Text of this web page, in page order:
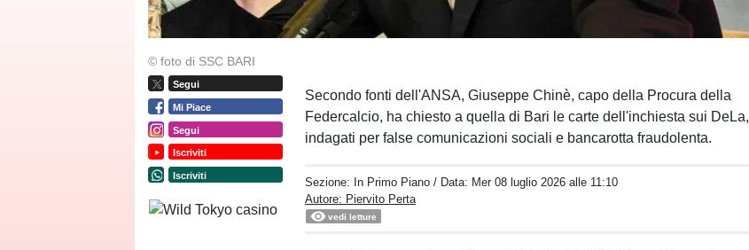
© foto di SSC BARI
Segui
Mi Piace
Segui
Iscriviti
Iscriviti
Secondo fonti dell'ANSA, Giuseppe Chinè, capo della Procura della
Federcalcio, ha chiesto a quella di Bari le carte dell'inchiesta sui DeLa,
indagati per false comunicazioni sociali e bancarotta fraudolenta.
Sezione: In Primo Piano / Data: Mer 08 luglio 2026 alle 11:10
Autore: Piervito Perta
vedi letture